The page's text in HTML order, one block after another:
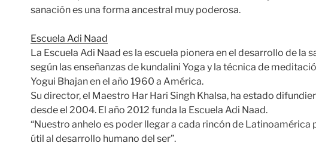
sanación es una forma ancestral muy poderosa.
Escuela Adi Naad
La Escuela Adi Naad es la escuela pionera en el desarrollo de la
según las enseñanzas de kundalini Yoga y la técnica de
Yogui Bhajan en el año 1960 a América.
Su director, el Maestro Har Hari Singh Khalsa, ha estado
desde el 2004. El año 2012 funda la Escuela Adi Naad.
“Nuestro anhelo es poder llegar a cada rincón de
útil al desarrollo humano del ser”.